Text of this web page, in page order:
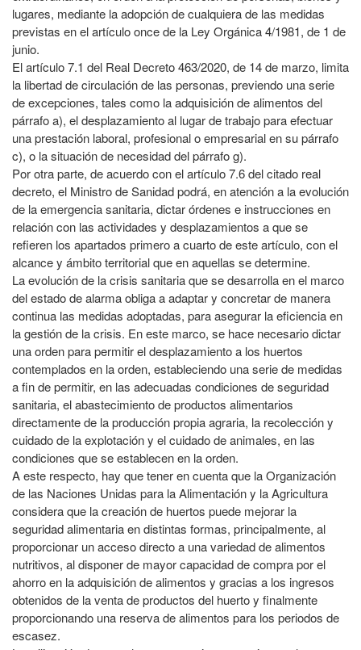
lugares, mediante la adopción de cualquiera de las medidas
previstas en el artículo once de la Ley Orgánica 4/1981, de 1 de
junio.
El artículo 7.1 del Real Decreto 463/2020, de 14 de marzo, limita
la libertad de circulación de las personas, previendo una serie
de excepciones, tales como la adquisición de alimentos del
párrafo a), el desplazamiento al lugar de trabajo para efectuar
una prestación laboral, profesional o empresarial en su párrafo
c), o la situación de necesidad del párrafo g).
Por otra parte, de acuerdo con el artículo 7.6 del citado real
decreto, el Ministro de Sanidad podrá, en atención a la evolución
de la emergencia sanitaria, dictar órdenes e instrucciones en
relación con las actividades y desplazamientos a que se
refieren los apartados primero a cuarto de este artículo, con el
alcance y ámbito territorial que en aquellas se determine.
La evolución de la crisis sanitaria que se desarrolla en el marco
del estado de alarma obliga a adaptar y concretar de manera
continua las medidas adoptadas, para asegurar la eficiencia en
la gestión de la crisis. En este marco, se hace necesario dictar
una orden para permitir el desplazamiento a los huertos
contemplados en la orden, estableciendo una serie de medidas
a fin de permitir, en las adecuadas condiciones de seguridad
sanitaria, el abastecimiento de productos alimentarios
directamente de la producción propia agraria, la recolección y
cuidado de la explotación y el cuidado de animales, en las
condiciones que se establecen en la orden.
A este respecto, hay que tener en cuenta que la Organización
de las Naciones Unidas para la Alimentación y la Agricultura
considera que la creación de huertos puede mejorar la
seguridad alimentaria en distintas formas, principalmente, al
proporcionar un acceso directo a una variedad de alimentos
nutritivos, al disponer de mayor capacidad de compra por el
ahorro en la adquisición de alimentos y gracias a los ingresos
obtenidos de la venta de productos del huerto y finalmente
proporcionando una reserva de alimentos para los periodos de
escasez.